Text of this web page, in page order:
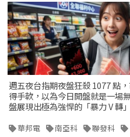
週五夜台指期夜盤狂殺 1077 點
得手軟，以為今日開盤就是一場
盤展現出極為強悍的「暴力 V 轉
華邦電 南亞科 聯發科